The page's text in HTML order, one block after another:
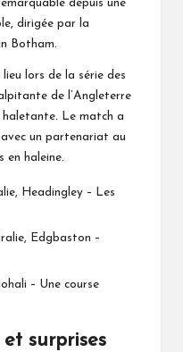
depuis une
dirigée par la
Botham.
lors de la série des
de l’Angleterre
Le match a
un partenariat au
en haleine.
Headingley – Les
Edgbaston –
– Une course
surprises